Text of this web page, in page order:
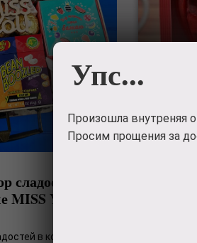
в
MISS YOU
в коробке-
Упс...
Произошла внутреняя
Просим прощения за